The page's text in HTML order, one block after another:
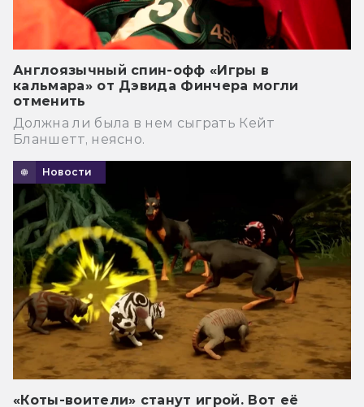
Англоязычный спин-офф «Игры в
кальмара» от Дэвида Финчера могли
отменить
Должна ли была в нем сыграть Кейт
Бланшетт, неясно.
Новости
«Коты-воители» станут игрой. Вот её